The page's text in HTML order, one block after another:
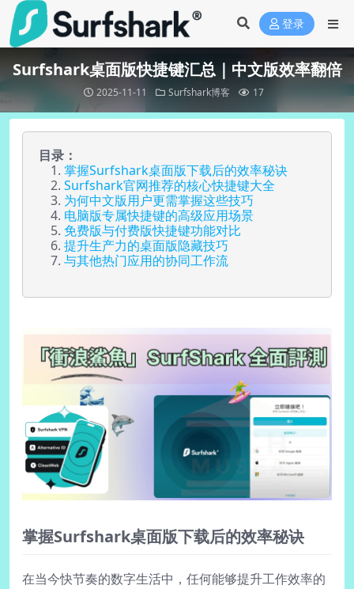
登录
Surfshark桌面版快捷键汇总｜中文版效率翻倍
2025-11-11 Surfshark博客 17
目录：
掌握Surfshark桌面版下载后的效率秘诀
Surfshark官网推荐的核心快捷键大全
为何中文版用户更需掌握这些技巧
电脑版专属快捷键的高级应用场景
免费版与付费版快捷键功能对比
提升生产力的桌面版隐藏技巧
与其他热门应用的协同工作流
掌握Surfshark桌面版下载后的效率秘诀
在当今快节奏的数字生活中，任何能够提升工作效率的